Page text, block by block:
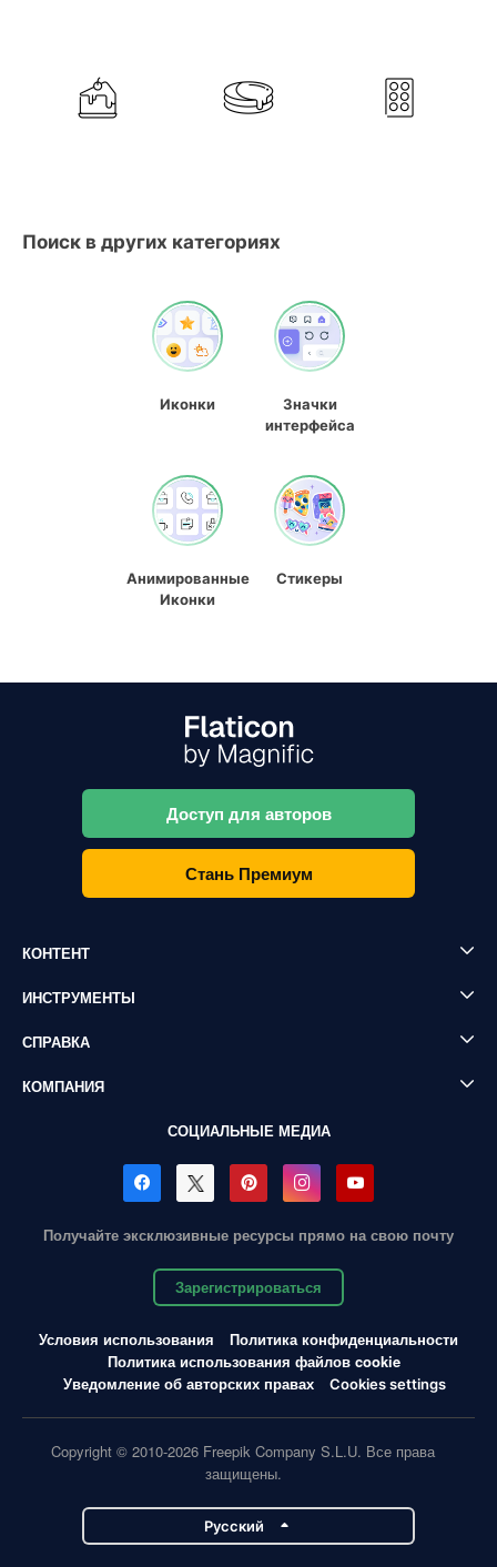
Поиск в других категориях
Иконки
Значки
интерфейса
Анимированные
Иконки
Стикеры
Доступ для авторов
Стань Премиум
КОНТЕНТ
ИНСТРУМЕНТЫ
СПРАВКА
КОМПАНИЯ
СОЦИАЛЬНЫЕ МЕДИА
Получайте эксклюзивные ресурсы прямо на свою почту
Зарегистрироваться
Условия использования
Политика конфиденциальности
Политика использования файлов cookie
Уведомление об авторских правах
Cookies settings
Copyright © 2010-2026 Freepik Company S.L.U. Все права
защищены.
Pусский